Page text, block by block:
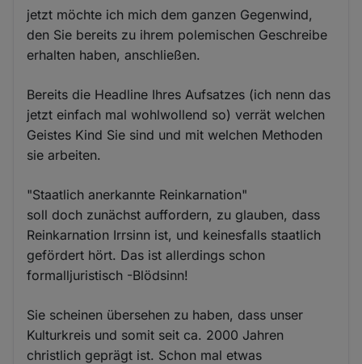
jetzt möchte ich mich dem ganzen Gegenwind,
den Sie bereits zu ihrem polemischen Geschreibe
erhalten haben, anschließen.
Bereits die Headline Ihres Aufsatzes (ich nenn das
jetzt einfach mal wohlwollend so) verrät welchen
Geistes Kind Sie sind und mit welchen Methoden
sie arbeiten.
"Staatlich anerkannte Reinkarnation"
soll doch zunächst auffordern, zu glauben, dass
Reinkarnation Irrsinn ist, und keinesfalls staatlich
gefördert hört. Das ist allerdings schon
formalljuristisch -Blödsinn!
Sie scheinen übersehen zu haben, dass unser
Kulturkreis und somit seit ca. 2000 Jahren
christlich geprägt ist. Schon mal etwas